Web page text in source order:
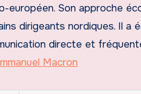
européen. Son approche
dirigeants nordiques. Il a
directe et
Macron